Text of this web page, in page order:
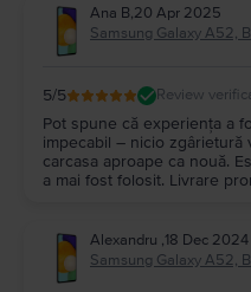
Ana B,20 Apr 2025
Samsung Galaxy A52,
5/5 Review
Pot spune că experiența a
impecabil – nicio zgârietură
carcasa aproape ca nouă.
a mai fost folosit. Livrare
Alexandru ,18 Dec 2024
Samsung Galaxy A52,